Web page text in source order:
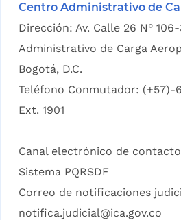
Centro Administrativo de
Dirección: Av. Calle 26 N°
Administrativo de Carga
Bogotá, D.C.
Teléfono Conmutador: (+57)-
Ext. 1901
Canal electrónico de
Sistema PQRSDF
Correo de notificaciones
notifica.judicial@ica.gov.co